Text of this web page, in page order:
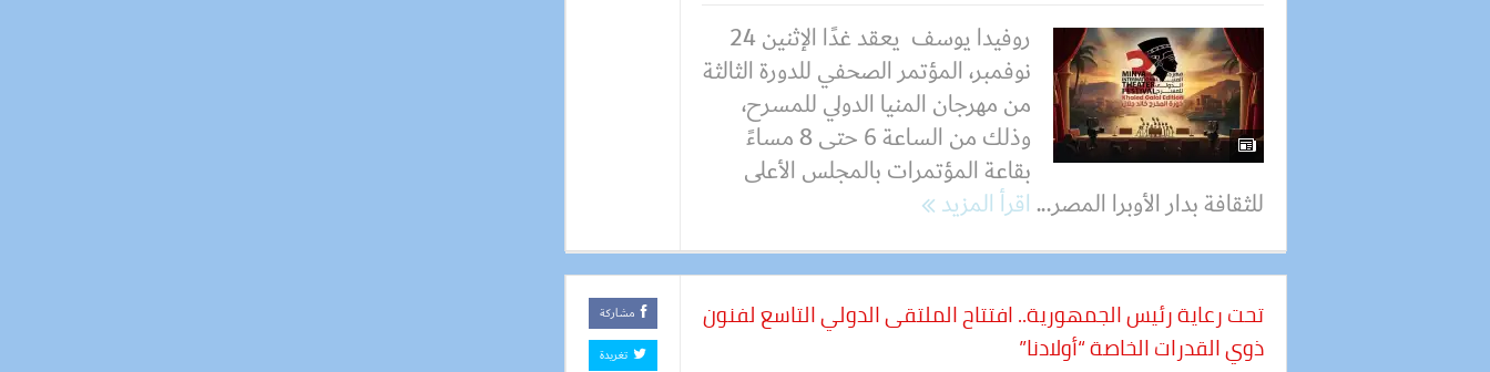
روفيدا يوسف يعقد غدًا الإثنين 24
نوفمبر، المؤتمر الصحفي للدورة الثالثة
من مهرجان المنيا الدولي للمسرح،
وذلك من الساعة 6 حتى 8 مساءً
بقاعة المؤتمرات بالمجلس الأعلى
للثقافة بدار الأوبرا المصر...اقرأ المزيد
تحت رعاية رئيس الجمهورية.. افتتاح الملتقى الدولي التاسع لفنون
ذوي القدرات الخاصة “أولادنا”
مشاركة
تغريدة